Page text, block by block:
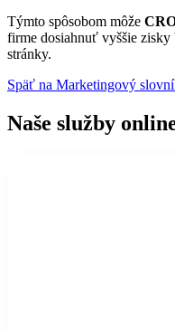
Týmto spôsobom môže
firme dosiahnuť vyššie
stránky.
Späť na Marketingový
Naše služby